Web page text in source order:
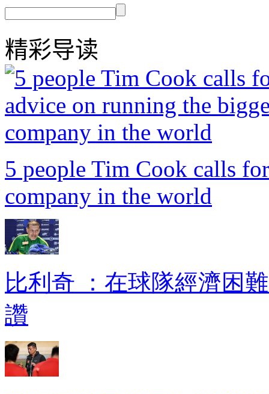
精彩导读
5 people Tim Cook calls
company in the world
比利奇 ：在球隊經濟
讚